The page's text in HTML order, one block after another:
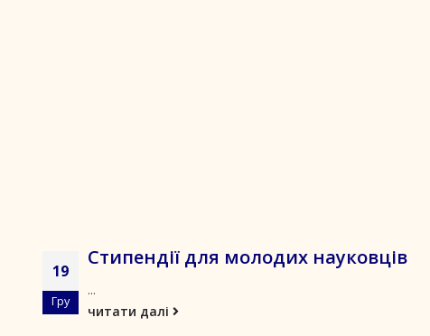
19
Гру
Стипендії для молодих науковців
...
читати далі